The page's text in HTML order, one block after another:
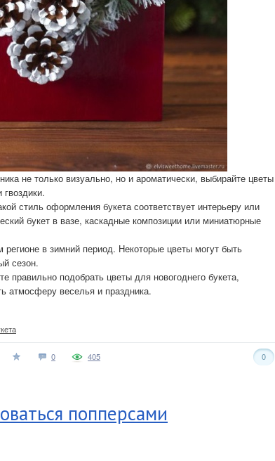
не только визуально, но и ароматически, выбирайте цветы
стиль оформления букета соответствует интерьеру или
букет в вазе, каскадные композиции или миниатюрные
в зимний период. Некоторые цветы могут быть
сезон.
правильно подобрать цветы для новогоднего букета,
атмосферу веселья и праздника.
0 0
405
попперсами